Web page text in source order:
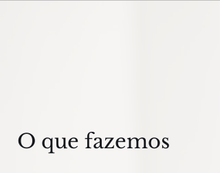
O que fazemos